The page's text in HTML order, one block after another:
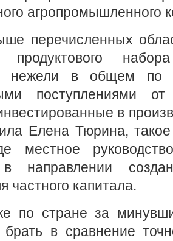
агропромышленного
перечисленных
продуктового
нежели в общем по
поступлениями от
в
Елена Тюрина,
местное
направлении
частного капитала.
по стране за
брать в сравнение